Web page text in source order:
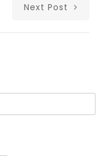
Next Post